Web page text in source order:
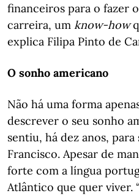
financeiros para o fazer
carreira, um know-how
explica Filipa Pinto de
O sonho americano
Não há uma forma
descrever o seu sonho
sentiu, há dez anos, para
Francisco. Apesar de
forte com a língua
Atlântico que quer viver.